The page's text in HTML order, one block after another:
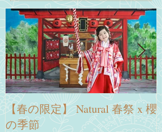
【春の限定】 Natural 春祭 x 櫻
の季節